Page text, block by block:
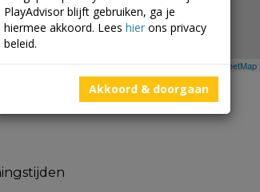
Leaflet| ©Mapbox©OpenStreetMap
PlayAdvisor blijft gebruiken, ga je
hiermee akkoord. Lees hier ons privacy
beleid.
Akkoord & doorgaan